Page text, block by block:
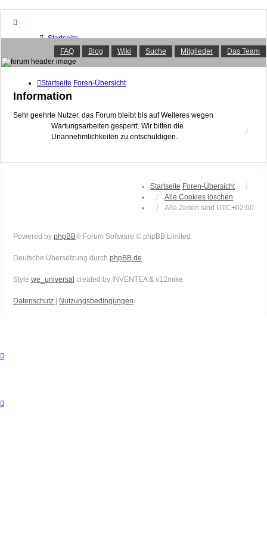
Startseite
Foren-Übersicht
FAQ
Suche
Aktive Themen
Das Team
Anmelden
FAQ Blog Wiki Suche Mitglieder Das Team
Startseite Foren-Übersicht
Information
Sehr geehrte Nutzer, das Forum bleibt bis auf Weiteres wegen
Wartungsarbeiten gesperrt. Wir bitten die
Unannehmlichkeiten zu entschuldigen.
Startseite Foren-Übersicht
Alle Cookies löschen
Alle Zeiten sind UTC+02:00
Powered by phpBB® Forum Software © phpBB Limited
Deutsche Übersetzung durch phpBB.de
Style we_universal created by INVENTEA & v12mike
Datenschutz Nutzungsbedingungen